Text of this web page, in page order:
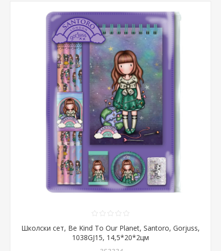
Школски сет, Be Kind To Our Planet, Santoro, Gorjuss,
1038GJ15, 14,5*20*2цм